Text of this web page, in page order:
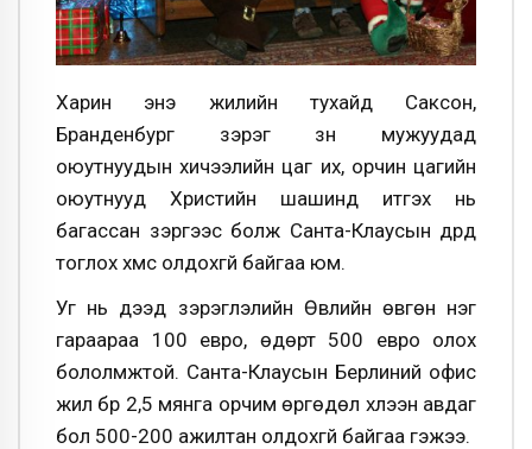
Харин энэ жилийн тухайд Саксон,
Бранденбург зэрэг зүүн мужуудад
оюутнуудын хичээлийн цаг их, орчин цагийн
оюутнууд Христийн шашинд итгэх нь
багассан зэргээс болж Санта-Клаусын дүрд
тоглох хүмүүс олдохгүй байгаа юм.
Уг нь дээд зэрэглэлийн Өвлийн өвгөн нэг
гараараа 100 евро, өдөрт 500 евро олох
бололмжтой. Санта-Клаусын Берлиний офис
жил бүр 2,5 мянга орчим өргөдөл хүлээн авдаг
бол 500-200 ажилтан олдохгүй байгаа гэжээ.